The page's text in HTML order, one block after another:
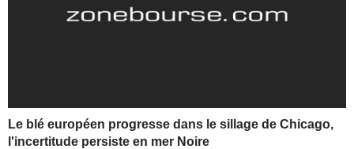
Le blé européen progresse dans le sillage de Chicago,
l'incertitude persiste en mer Noire